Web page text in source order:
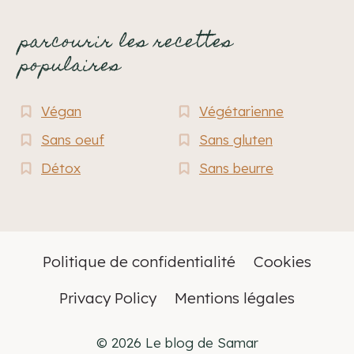
parcourir les recettes
populaires
Végan
Végétarienne
Sans oeuf
Sans gluten
Détox
Sans beurre
Politique de confidentialité
Cookies
Privacy Policy
Mentions légales
© 2026 Le blog de Samar